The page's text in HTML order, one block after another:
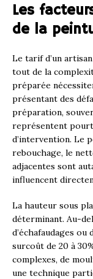
Les
de la
Le tarif d’un
tout de la
préparée
présentant des
préparation,
représentent
d’intervention. Le
rebouchage, le
adjacentes sont
influencent
La hauteur sous
déterminant. Au-
d’échafaudages ou
surcoût de 20 à
complexes, de
une technique